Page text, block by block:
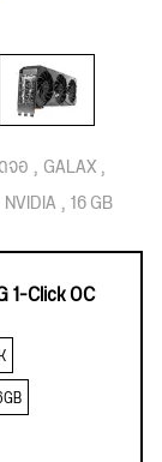
จอ GALAX
NVIDIA 16 GB
1-Click OC